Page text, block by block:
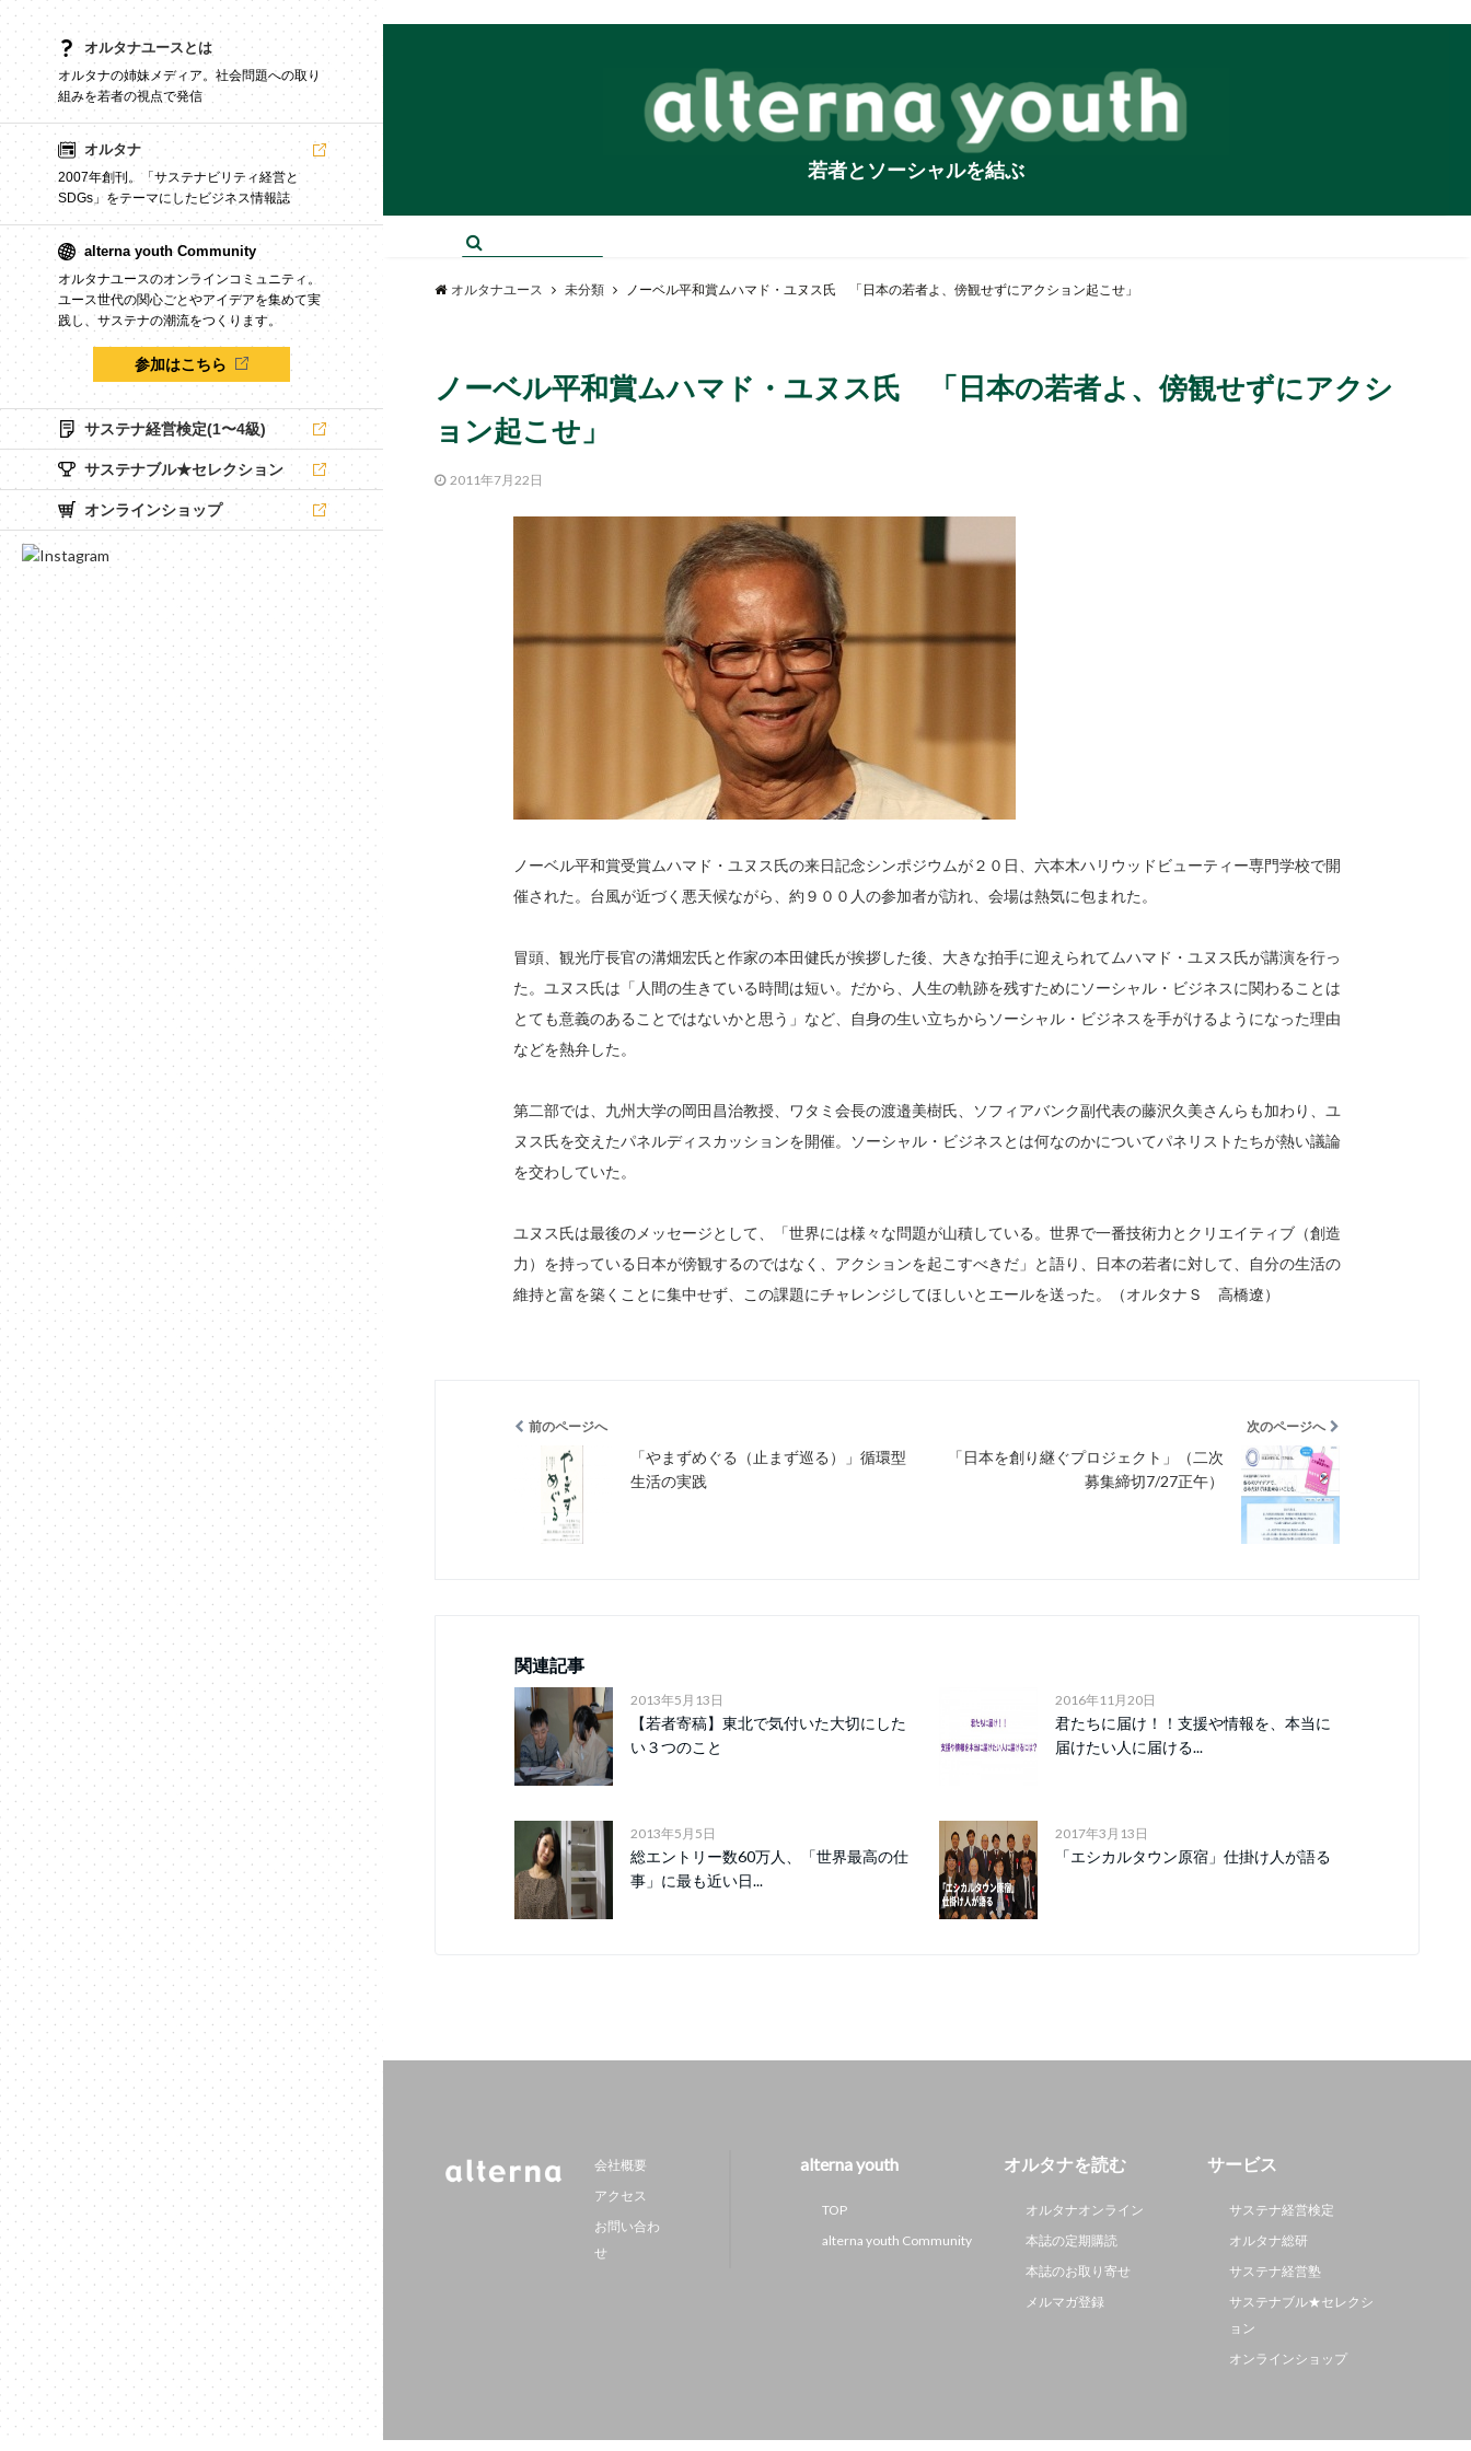
オルタナユースとは
オルタナの姉妹メディア。社会問題への取り
組みを若者の視点で発信
オルタナ
2007年創刊。「サステナビリティ経営と
SDGs」をテーマにしたビジネス情報誌
alterna youth Community
オルタナユースのオンラインコミュニティ。
ユース世代の関心ごとやアイデアを集めて実
践し、サステナの潮流をつくります。
参加はこちら
サステナ経営検定(1〜4級)
サステナブル★セレクション
オンラインショップ
若者とソーシャルを結ぶ
オルタナユース 未分類 ノーベル平和賞ムハマド・ユヌス氏 「日本の若者よ、傍観せずにアクション起こせ」
ノーベル平和賞ムハマド・ユヌス氏 「日本の若者よ、傍観せずにアクシ
ョン起こせ」
2011年7月22日
ノーベル平和賞受賞ムハマド・ユヌス氏の来日記念シンポジウムが２０日、六本木ハリウッドビューティー専門学校で開
催された。台風が近づく悪天候ながら、約９００人の参加者が訪れ、会場は熱気に包まれた。
冒頭、観光庁長官の溝畑宏氏と作家の本田健氏が挨拶した後、大きな拍手に迎えられてムハマド・ユヌス氏が講演を行っ
た。ユヌス氏は「人間の生きている時間は短い。だから、人生の軌跡を残すためにソーシャル・ビジネスに関わることは
とても意義のあることではないかと思う」など、自身の生い立ちからソーシャル・ビジネスを手がけるようになった理由
などを熱弁した。
第二部では、九州大学の岡田昌治教授、ワタミ会長の渡邉美樹氏、ソフィアバンク副代表の藤沢久美さんらも加わり、ユ
ヌス氏を交えたパネルディスカッションを開催。ソーシャル・ビジネスとは何なのかについてパネリストたちが熱い議論
を交わしていた。
ユヌス氏は最後のメッセージとして、「世界には様々な問題が山積している。世界で一番技術力とクリエイティブ（創造
力）を持っている日本が傍観するのではなく、アクションを起こすべきだ」と語り、日本の若者に対して、自分の生活の
維持と富を築くことに集中せず、この課題にチャレンジしてほしいとエールを送った。（オルタナＳ 高橋遼）
前のページへ
「やまずめぐる（止まず巡る）」循環型
生活の実践
次のページへ
「日本を創り継ぐプロジェクト」（二次
募集締切7/27正午）
関連記事
2013年5月13日
【若者寄稿】東北で気付いた大切にした
い３つのこと
2016年11月20日
君たちに届け！！支援や情報を、本当に
届けたい人に届ける...
2013年5月5日
総エントリー数60万人、「世界最高の仕
事」に最も近い日...
2017年3月13日
「エシカルタウン原宿」仕掛け人が語る
会社概要
アクセス
お問い合わ
せ
alterna youth
TOP
alterna youth Community
オルタナを読む
オルタナオンライン
本誌の定期購読
本誌のお取り寄せ
メルマガ登録
サービス
サステナ経営検定
オルタナ総研
サステナ経営塾
サステナブル★セレクシ
ョン
オンラインショップ